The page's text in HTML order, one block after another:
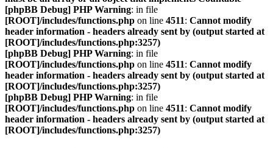
[phpBB Debug] PHP Warning: in file
[ROOT]/includes/functions.php on line 4511: Cannot modify
header information - headers already sent by (output started at
[ROOT]/includes/functions.php:3257)
[phpBB Debug] PHP Warning: in file
[ROOT]/includes/functions.php on line 4511: Cannot modify
header information - headers already sent by (output started at
[ROOT]/includes/functions.php:3257)
[phpBB Debug] PHP Warning: in file
[ROOT]/includes/functions.php on line 4511: Cannot modify
header information - headers already sent by (output started at
[ROOT]/includes/functions.php:3257)